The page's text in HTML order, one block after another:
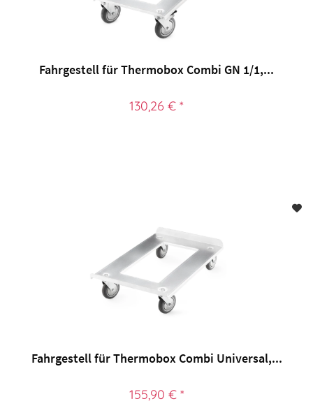
Fahrgestell für Thermobox Combi GN 1/1,...
130,26 € *
Fahrgestell für Thermobox Combi Universal,...
155,90 € *